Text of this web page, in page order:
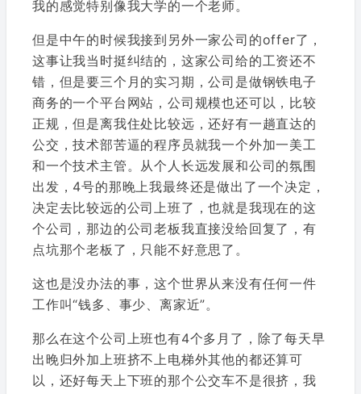
我的感觉特别像我大学的一个老师。
但是中午的时候我接到另外一家公司的offer了，
这事让我当时挺纠结的，这家公司给的工资还不
错，但是要三个月的实习期，公司是做钢铁电子
商务的一个平台网站，公司规模也还可以，比较
正规，但是离我住处比较远，还好有一趟直达的
公交，技术部苦逼的程序员就我一个外加一美工
和一个技术主管。从个人长远发展和公司的氛围
出发，4号的那晚上我最终还是做出了一个决定，
决定去比较远的公司上班了，也就是我现在的这
个公司，那边的公司老板我直接没给回复了，有
点坑那个老板了，只能不好意思了。
这也是没办法的事，这个世界从来没有任何一件
工作叫“钱多、事少、离家近”。
那么在这个公司上班也有4个多月了，除了每天早
出晚归外加上班挤不上电梯外其他的都还算可
以，还好每天上下班的那个公交车不是很挤，我